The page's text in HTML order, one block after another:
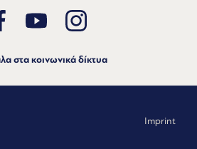
στα κοινωνικά δίκτυα
Imprint